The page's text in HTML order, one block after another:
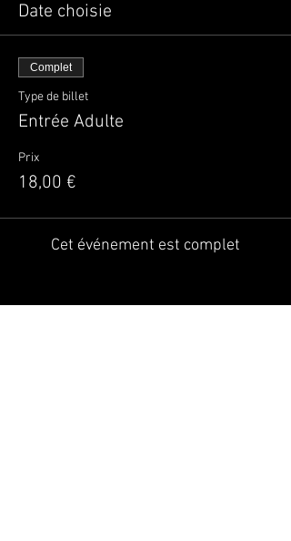
Date choisie
Complet
Type de billet
Entrée Adulte
Prix
18,00 €
Cet événement est complet